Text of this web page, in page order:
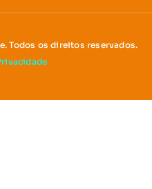
Todos os direitos reservados.